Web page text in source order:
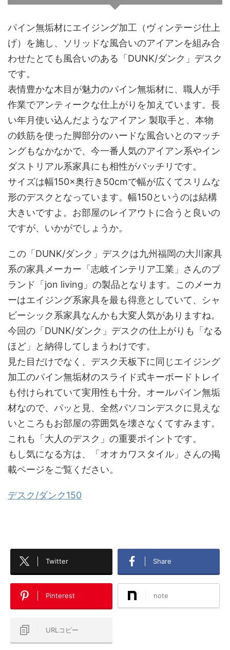
パイン無垢材にエイジング加工（ヴィンテージ仕上
げ）を施し、ソリッドな風合いのアイアンを組み合
わせたとても風合いのある「DUNK/ダンク」デスク
です。
表情豊かな木目が魅力のパイン無垢材に、職人が手
作業でアンティークな仕上がりを加えています。長
い年月使い込んだようなアイアン 製取手と、本物
の鉄筋を使った脚部分のハードな風合いとのマッチ
ングもなかなかで、今一番人気のアイアン系やイン
ダストリアル系家具にも相性がバッチリです。
サイズは幅150×奥行き50cmで幅が広くてスリムな
形のデスクとなっています。幅150というのは結構
大きいですよ。お部屋のレイアウトに合うと良いの
ですが、いかがでしょうか。
この「DUNK/ダンク」デスクは九州福岡の大川家具
系の家具メーカー「志岐インテリア工業」さんのブ
ランド「jon living」の製品となります。このメーカ
ーはエイジング系家具を最も得意としていて、シャ
ビーシック系家具なんかも大変人気がありますね。
今回の「DUNK/ダンク」デスクの仕上がりも「なる
ほど」と納得してしまうわけです。
見た目だけでなく、デスク天板下に同じエイジング
加工のパイン無垢材のスライド式キーボードトレイ
も付けられていて実用性も十分。オールパイン無垢
材なので、パッと見、全然パソコンデスクに見えな
いところもお部屋の雰囲気を壊さなくてすみます。
これも「大人のデスク」の重要ポイントです。
もし気になる方は、「オオカワスタイル」さんの掲
載ページをご覧ください。
デスク/ダンク150
Twitter Share
Pinterest note
URLコピー